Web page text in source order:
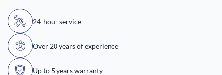
24-hour service
Over 20 years of experience
Up to 5 years warranty